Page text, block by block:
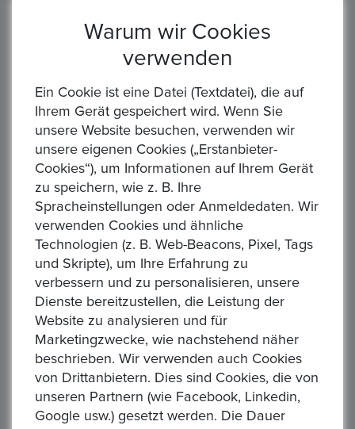
Auktion Startzeit :4 days 16:44:03
NIUE. Star Wars-Grogu 2 Dollar Prägejahr: 2022 Gewicht:
(siehe Bild) Zitat: UC#3830 Die Ware ist differenzbest...
USA. American Silber Eagle 2002, 1 Dollar 1 Unze
FM-Frankfurt, Feinsilber: 31,1g
Startpreis :1,00 €
Alle Gebote: 0
Höchstbietender :
Auktion Startzeit :
Kapsel (Verfärbungen-siehe Bild) KM#273 Ware ist differe...
Warum wir Cookies
verwenden
Ein Cookie ist eine Datei (Textdatei), die auf
Ihrem Gerät gespeichert wird. Wenn Sie
unsere Website besuchen, verwenden wir
unsere eigenen Cookies („Erstanbieter-
Cookies“), um Informationen auf Ihrem Gerät
zu speichern, wie z. B. Ihre
Spracheinstellungen oder Anmeldedaten. Wir
verwenden Cookies und ähnliche
Technologien (z. B. Web-Beacons, Pixel, Tags
und Skripte), um Ihre Erfahrung zu
verbessern und zu personalisieren, unsere
Dienste bereitzustellen, die Leistung der
Website zu analysieren und für
Marketingzwecke, wie nachstehend näher
beschrieben. Wir verwenden auch Cookies
von Drittanbietern. Dies sind Cookies, die von
unseren Partnern (wie Facebook, Linkedin,
Google usw.) gesetzt werden. Die Dauer